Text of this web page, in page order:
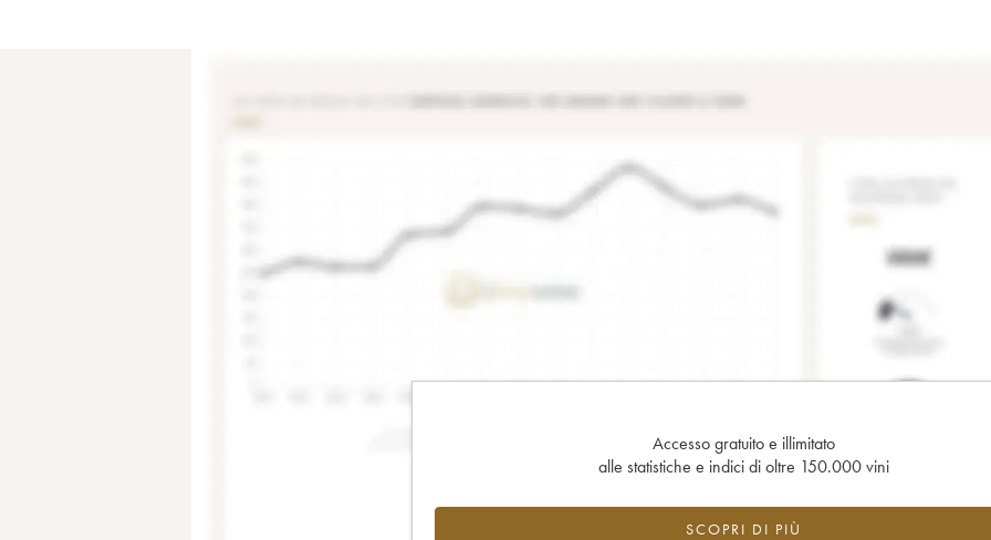
Accesso gratuito e illimitato
alle statistiche e indici di oltre 150.000 vini
SCOPRI DI PIÙ